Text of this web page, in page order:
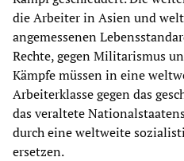
die Arbeiter in Asien und
angemessenen
Rechte, gegen Militarismus
Kämpfe müssen in eine
Arbeiterklasse gegen das
das veraltete
durch eine weltweite
ersetzen.